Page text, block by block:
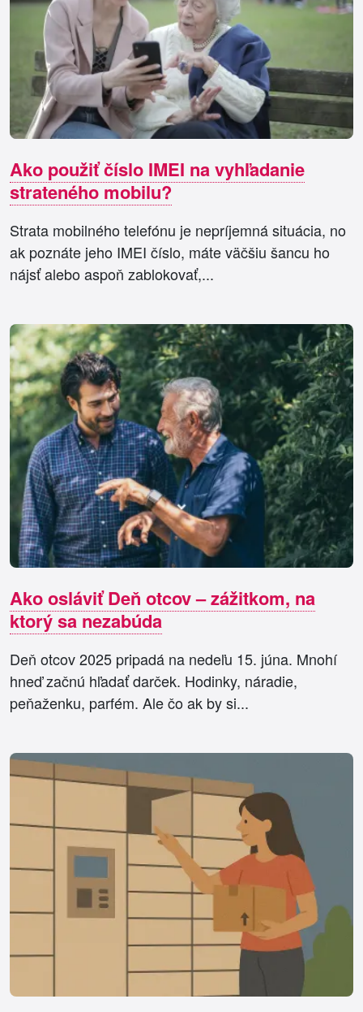
Ako použiť číslo IMEI na vyhľadanie
strateného mobilu?
Strata mobilného telefónu je nepríjemná situácia, no
ak poznáte jeho IMEI číslo, máte väčšiu šancu ho
nájsť alebo aspoň zablokovať,...
Ako osláviť Deň otcov – zážitkom, na
ktorý sa nezabúda
Deň otcov 2025 pripadá na nedeľu 15. júna. Mnohí
hneď začnú hľadať darček. Hodinky, náradie,
peňaženku, parfém. Ale čo ak by si...